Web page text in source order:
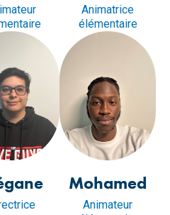
Animatrice
élémentaire
Mohamed
Animateur